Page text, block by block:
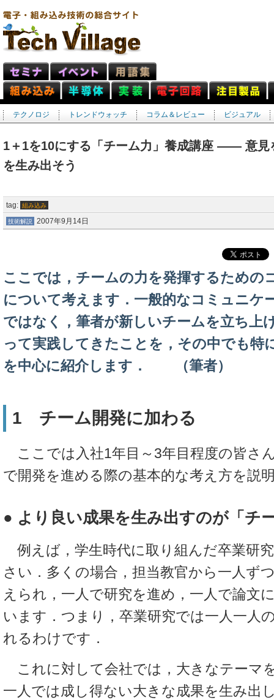
テクノロジ トレンドウォッチ コラム＆レビュー ビジュアル
1＋1を10にする「チーム力」養成講座 ―― 意見
を生み出そう
tag: 組み込み
技術解説 2007年9月14日
ここでは，チームの力を発揮するための
について考えます．一般的なコミュニケ
ではなく，筆者が新しいチームを立ち上
って実践してきたことを，その中でも特
を中心に紹介します． （筆者）
1 チーム開発に加わる
ここでは入社1年目～3年目程度の皆さ
で開発を進める際の基本的な考え方を説
● より良い成果を生み出すのが「チ
例えば，学生時代に取り組んだ卒業研
さい．多くの場合，担当教官から一人ず
えられ，一人で研究を進め，一人で論文
います．つまり，卒業研究では一人一人
れるわけです．
これに対して会社では，大きなテーマ
一人では成し得ない大きな成果を生み出